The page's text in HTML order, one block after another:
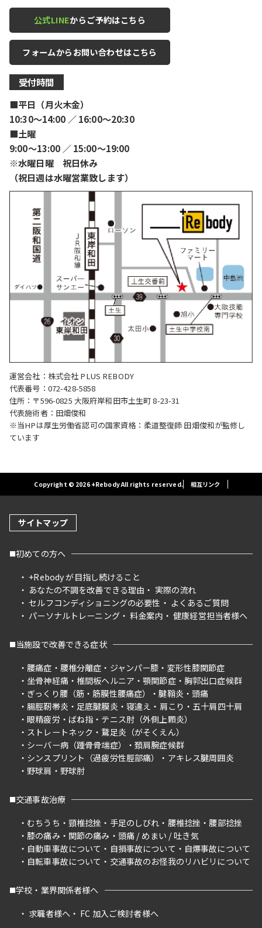
公式LINEからご予約はこちら
フォームからお問い合わせはこちら
受付時間
■平日（月火木金）
10:30〜14:00 ／ 16:00〜20:30
■土曜
9:00〜13:00 ／ 15:00〜19:00
※水曜日曜 祝日休み
（祝日週は水曜営業致します）
運営会社：株式会社 PLUS REBODY
代表番号：072-428-5858
住所：〒596-0825 大阪府岸和田市土生町 8-23-31
代表施術者：田畑俊和
※当HPは厚生労働省認可の国家資格：柔道整復師 田畑俊和が監修し
ています
Copyright © 2026 +Rebody All rights reserved. 相互リンク
サイトマップ
初めての方へ
+Rebody が目指し続けること
あなたの不調を改善できる理由
実際の流れ
セルフコンディショニングの必要性
よくあるご質問
パーソナルトレーニング
料金案内 健康経営担当者様へ
当施設で改善できる症状
腰痛症
腰椎分離症 ジャンパー膝
変形性膝関節症
坐骨神経痛
椎間板ヘルニア 顎関節症
胸郭出口症候群
ぎっくり腰（筋・筋膜性腰痛症）
腱鞘炎
頭痛
腸脛靭帯炎
足底腱膜炎 寝違え 肩こり
五十肩四十肩
眼精疲労
ばね指
テニス肘（外側上顆炎）
ストレートネック
鵞足炎（がそくえん）
シーバー病（踵骨骨端症）
頚肩腕症候群
シンスプリント（過疲労性脛部痛）
アキレス腱周囲炎
野球肩
野球肘
交通事故治療
むちうち
頸椎捻挫 手足のしびれ 腰椎捻挫
腰部捻挫
膝の痛み
関節の痛み
頭痛 / めまい / 吐き気
自動車事故について
自損事故について
自爆事故について
自転車事故について
交通事故のお怪我のリハビリについて
学校・業界関係者様へ
求職者様へ
FC 加入ご検討者様へ